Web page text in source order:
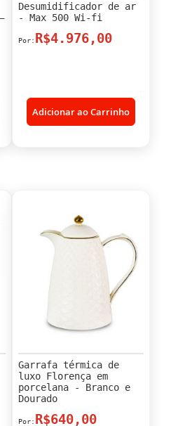
Desumidificador de ar
- Max 500 Wi-fi
R$4.976,00
Adicionar ao Carrinho
Garrafa térmica de
luxo Florença em
porcelana - Branco e
Dourado
R$640,00